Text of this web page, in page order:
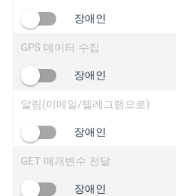
iplogger.info
iplogger.cn
장애인
GPS 데이터 수집
장애인
알림(이메일/텔레그램으로)
장애인
GET 매개변수 전달
장애인